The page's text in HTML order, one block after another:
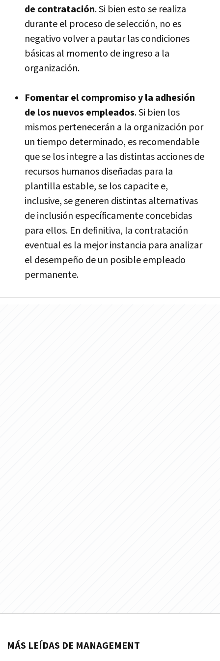
de contratación. Si bien esto se realiza
durante el proceso de selección, no es
negativo volver a pautar las condiciones
básicas al momento de ingreso a la
organización.
Fomentar el compromiso y la adhesión
de los nuevos empleados. Si bien los
mismos pertenecerán a la organización por
un tiempo determinado, es recomendable
que se los integre a las distintas acciones de
recursos humanos diseñadas para la
plantilla estable, se los capacite e,
inclusive, se generen distintas alternativas
de inclusión específicamente concebidas
para ellos. En definitiva, la contratación
eventual es la mejor instancia para analizar
el desempeño de un posible empleado
permanente.
MÁS LEÍDAS DE MANAGEMENT